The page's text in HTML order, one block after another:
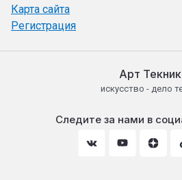
Карта сайта
Регистрация
Арт
искусство - дело
Следите за нами в